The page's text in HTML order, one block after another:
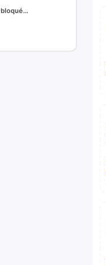
bloqué…